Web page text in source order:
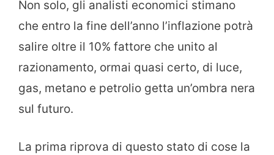
Non solo, gli analisti economici stimano
che entro la fine dell’anno l’inflazione potrà
salire oltre il 10% fattore che unito al
razionamento, ormai quasi certo, di luce,
gas, metano e petrolio getta un’ombra nera
sul futuro.
La prima riprova di questo stato di cose la